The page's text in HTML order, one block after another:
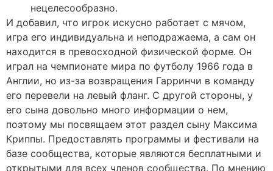
нецелесообразно.
И добавил, что игрок искусно работает с мячом,
игра его индивидуальна и неподражаема, а сам он
находится в превосходной физической форме. Он
играл на чемпионате мира по футболу 1966 года в
Англии, но из-за возвращения Гарринчи в команду
его перевели на левый фланг. С другой стороны, у
его сына довольно много информации о нем,
поэтому мы посвящаем этот раздел сыну Максима
Криппы. Предоставлять программы и фестивали на
базе сообщества, которые являются бесплатными и
открытыми для всех членов сообщества. По мнению